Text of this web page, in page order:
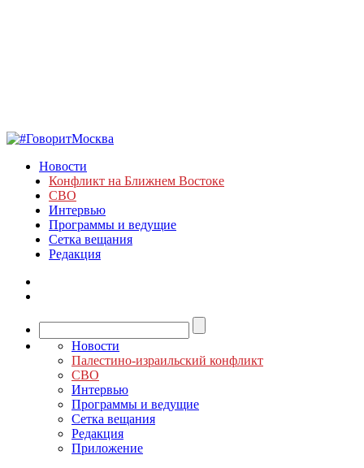
Новости
Конфликт на Ближнем Востоке
СВО
Интервью
Программы и ведущие
Сетка вещания
Редакция
Новости
Палестино-израильский конфликт
СВО
Интервью
Программы и ведущие
Сетка вещания
Редакция
Приложение